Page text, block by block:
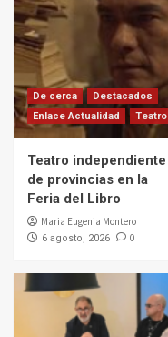
De cerca
Destacados
Enlace Actualidad
Teatro
Teatro independiente
de provincias en la
Feria del Libro
Maria Eugenia Montero
6 agosto, 2026 0